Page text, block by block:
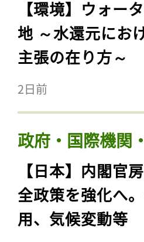
【環境】ウォー
地 ～水還元にお
主張の在り方～
2日前
政府・国際機関
【日本】内閣官
全政策を強化へ
用、気候変動等